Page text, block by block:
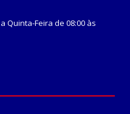
Quinta-Feira de 08:00 às